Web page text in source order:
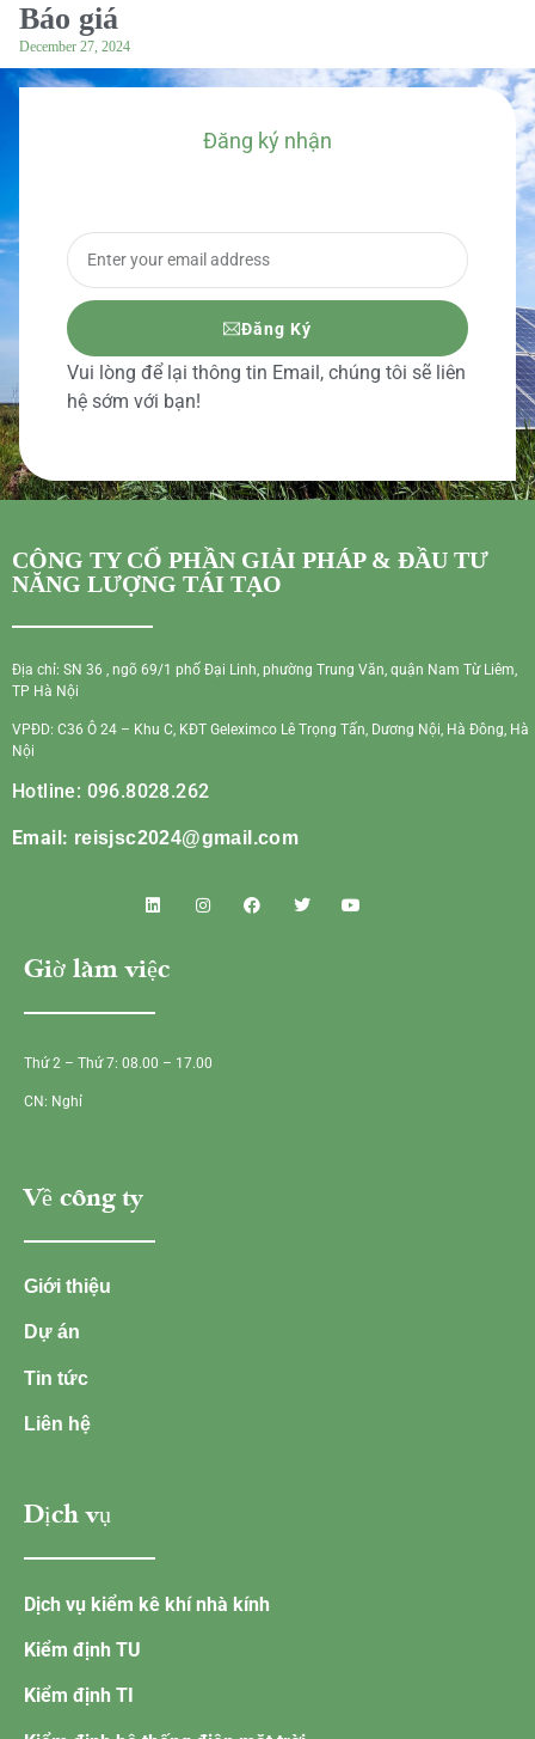
Báo giá
December 27, 2024
Đăng ký nhận
Đăng Ký
Vui lòng để lại thông tin Email, chúng tôi sẽ liên
hệ sớm với bạn!
CÔNG TY CỔ PHẦN GIẢI PHÁP & ĐẦU TƯ
NĂNG LƯỢNG TÁI TẠO
Địa chỉ: SN 36 , ngõ 69/1 phố Đại Linh, phường Trung Văn, quận Nam Từ Liêm,
TP Hà Nội
VPĐD: C36 Ô 24 – Khu C, KĐT Geleximco Lê Trọng Tấn, Dương Nội, Hà Đông, Hà
Nội
Hotline: 096.8028.262
Email: reisjsc2024@gmail.com
Giờ làm việc
Thứ 2 – Thứ 7: 08.00 – 17.00
CN: Nghỉ
Về công ty
Giới thiệu
Dự án
Tin tức
Liên hệ
Dịch vụ
Dịch vụ kiểm kê khí nhà kính
Kiểm định TU
Kiểm định TI